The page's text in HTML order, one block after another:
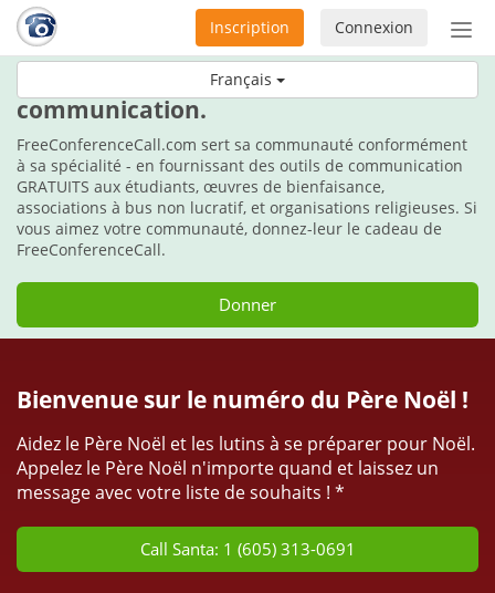
Français
ou
Connexion
Inscription
Durant les fêtes, faites le cadeau de la
communication.
FreeConferenceCall.com sert sa communauté conformément
à sa spécialité - en fournissant des outils de communication
GRATUITS aux étudiants, œuvres de bienfaisance,
associations à bus non lucratif, et organisations religieuses. Si
vous aimez votre communauté, donnez-leur le cadeau de
FreeConferenceCall.
Donner
Bienvenue sur le numéro du Père Noël !
Aidez le Père Noël et les lutins à se préparer pour Noël.
Appelez le Père Noël n'importe quand et laissez un
message avec votre liste de souhaits ! *
Call Santa: 1 (605) 313-0691